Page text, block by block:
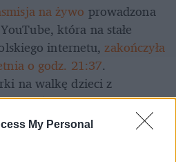
My Personal
na żywo prowadzona
która na stałe
internetu, zakończyła
o godz. 21:37.
na walkę dzieci z
najśmielsze oczekiwania,
ponad 250 milionów
w oświadczeniu inicjatorzy